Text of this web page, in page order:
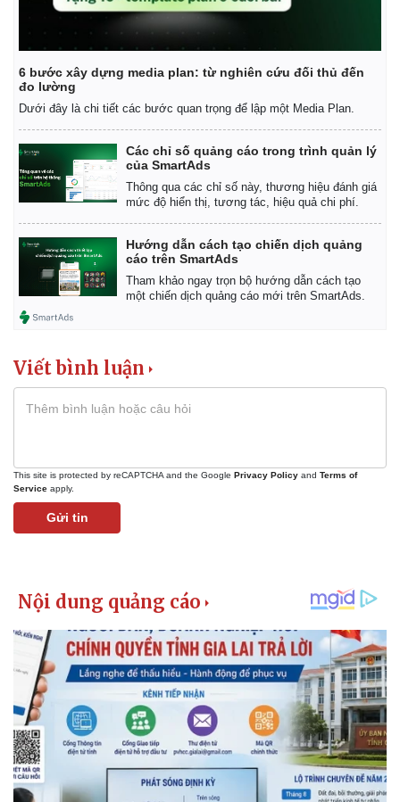
Kinh tế
Khởi nghiệp
Chứng khoán
6 bước xây dựng media plan: từ nghiên cứu đối thủ đến
đo lường
Dưới đây là chi tiết các bước quan trọng để lập một Media Plan.
Các chỉ số quảng cáo trong trình quản lý
của SmartAds
Thông qua các chỉ số này, thương hiệu đánh giá
mức độ hiển thị, tương tác, hiệu quả chi phí.
Hướng dẫn cách tạo chiến dịch quảng
cáo trên SmartAds
Tham khảo ngay trọn bộ hướng dẫn cách tạo
một chiến dịch quảng cáo mới trên SmartAds.
Viết bình luận
This site is protected by reCAPTCHA and the Google Privacy Policy and Terms of
Service apply.
Gửi tin